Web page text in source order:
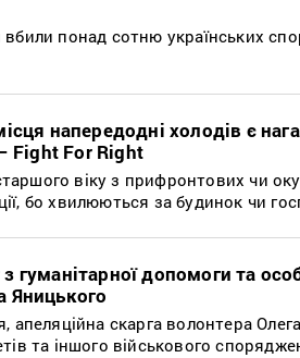
понад сотню українських
напередодні холодів є
Fight For Right
віку з прифронтових чи
бо хвилюються за будинок чи
гуманітарної допомоги та
Яницького
апеляційна скарга волонтера
та іншого військового